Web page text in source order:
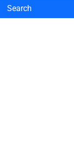
Search